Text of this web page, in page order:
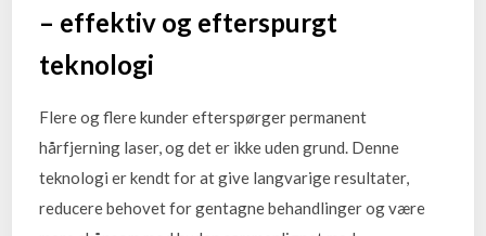
– effektiv og efterspurgt
teknologi
Flere og flere kunder efterspørger permanent
hårfjerning laser, og det er ikke uden grund. Denne
teknologi er kendt for at give langvarige resultater,
reducere behovet for gentagne behandlinger og være